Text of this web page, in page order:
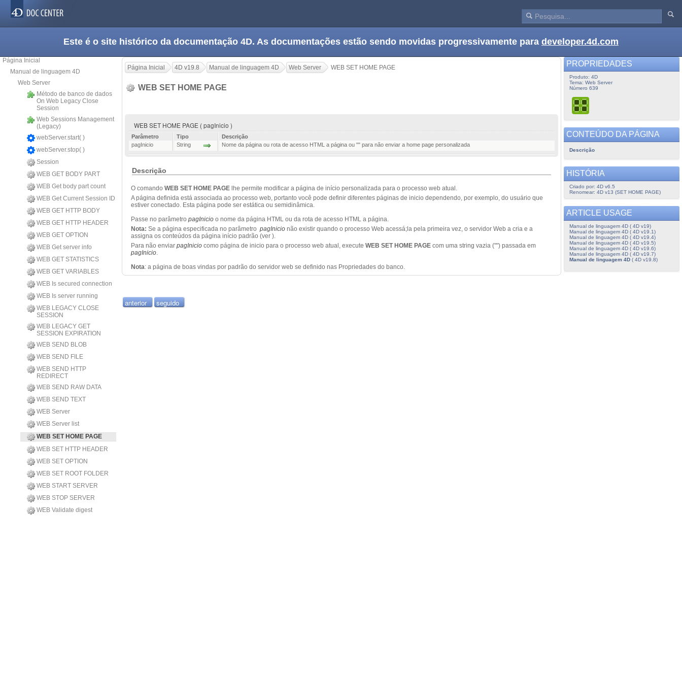
Este é o site histórico da documentação 4D. As documentações estão sendo movidas progressivamente para developer.4d.com
Página Inicial
Manual de linguagem 4D
Web Server
Método de banco de dados
On Web Legacy Close
Session
Web Sessions Management
(Legacy)
webServer.start( )
webServer.stop( )
Session
WEB GET BODY PART
WEB Get body part count
WEB Get Current Session ID
WEB GET HTTP BODY
WEB GET HTTP HEADER
WEB GET OPTION
WEB Get server info
WEB GET STATISTICS
WEB GET VARIABLES
WEB Is secured connection
WEB Is server running
WEB LEGACY CLOSE
SESSION
WEB LEGACY GET
SESSION EXPIRATION
WEB SEND BLOB
WEB SEND FILE
WEB SEND HTTP
REDIRECT
WEB SEND RAW DATA
WEB SEND TEXT
WEB Server
WEB Server list
WEB SET HOME PAGE
WEB SET HTTP HEADER
WEB SET OPTION
WEB SET ROOT FOLDER
WEB START SERVER
WEB STOP SERVER
WEB Validate digest
Página Inicial 4D v19.8 Manual de linguagem 4D Web Server WEB SET HOME PAGE
WEB SET HOME PAGE
WEB SET HOME PAGE ( pagInicio )
Parâmetro Tipo
Descrição
pagInicio
String Nome da página ou rota de acesso HTML a página ou "" para não enviar a home page personalizada
Descrição
O comando WEB SET HOME PAGE lhe permite modificar a página de início personalizada para o processo web atual.
A página definida está associada ao processo web, portanto você pode definir diferentes páginas de inicio dependendo, por exemplo, do usuário que
estiver conectado. Esta página pode ser estática ou semidinâmica.
Passe no parâmetro pagInicio o nome da página HTML ou da rota de acesso HTML a página.
Nota: Se a página especificada no parâmetro pagInicio não existir quando o processo Web acessá;la pela primeira vez, o servidor Web a cria e a
assigna os conteúdos da página início padrão (ver ).
Para não enviar pagInicio como página de inicio para o processo web atual, execute WEB SET HOME PAGE com uma string vazia ("") passada em
pagInicio.
Nota: a página de boas vindas por padrão do servidor web se definido nas Propriedades do banco.
anterior seguido
PROPRIEDADES
Produto: 4D
Tema: Web Server
Número 639
CONTEÚDO DA PÁGINA
Descrição
HISTÓRIA
Criado por: 4D v6.5
Renomear: 4D v13 (SET HOME PAGE)
ARTICLE USAGE
Manual de linguagem 4D ( 4D v19)
Manual de linguagem 4D ( 4D v19.1)
Manual de linguagem 4D ( 4D v19.4)
Manual de linguagem 4D ( 4D v19.5)
Manual de linguagem 4D ( 4D v19.6)
Manual de linguagem 4D ( 4D v19.7)
Manual de linguagem 4D( 4D v19.8)